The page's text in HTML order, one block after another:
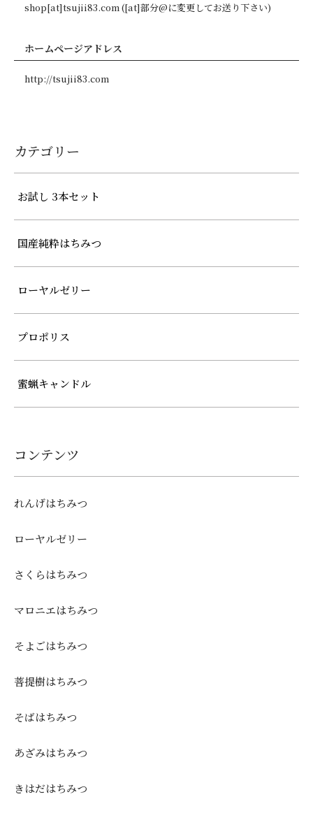
shop[at]tsujii83.com ([at]部分@に変更してお送り下さい)
ホームページアドレス
http://tsujii83.com
カテゴリー
お試し 3本セット
国産純粋はちみつ
ローヤルゼリー
プロポリス
蜜蝋キャンドル
コンテンツ
れんげはちみつ
ローヤルゼリー
さくらはちみつ
マロニエはちみつ
そよごはちみつ
菩提樹はちみつ
そばはちみつ
あざみはちみつ
きはだはちみつ